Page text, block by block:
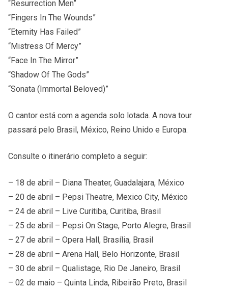
“Resurrection Men”
“Fingers In The Wounds”
“Eternity Has Failed”
“Mistress Of Mercy”
“Face In The Mirror”
“Shadow Of The Gods”
“Sonata (Immortal Beloved)”
O cantor está com a agenda solo lotada. A nova tour
passará pelo Brasil, México, Reino Unido e Europa.
Consulte o itinerário completo a seguir:
– 18 de abril – Diana Theater, Guadalajara, México
– 20 de abril – Pepsi Theatre, Mexico City, México
– 24 de abril – Live Curitiba, Curitiba, Brasil
– 25 de abril – Pepsi On Stage, Porto Alegre, Brasil
– 27 de abril – Opera Hall, Brasília, Brasil
– 28 de abril – Arena Hall, Belo Horizonte, Brasil
– 30 de abril – Qualistage, Rio De Janeiro, Brasil
– 02 de maio – Quinta Linda, Ribeirão Preto, Brasil